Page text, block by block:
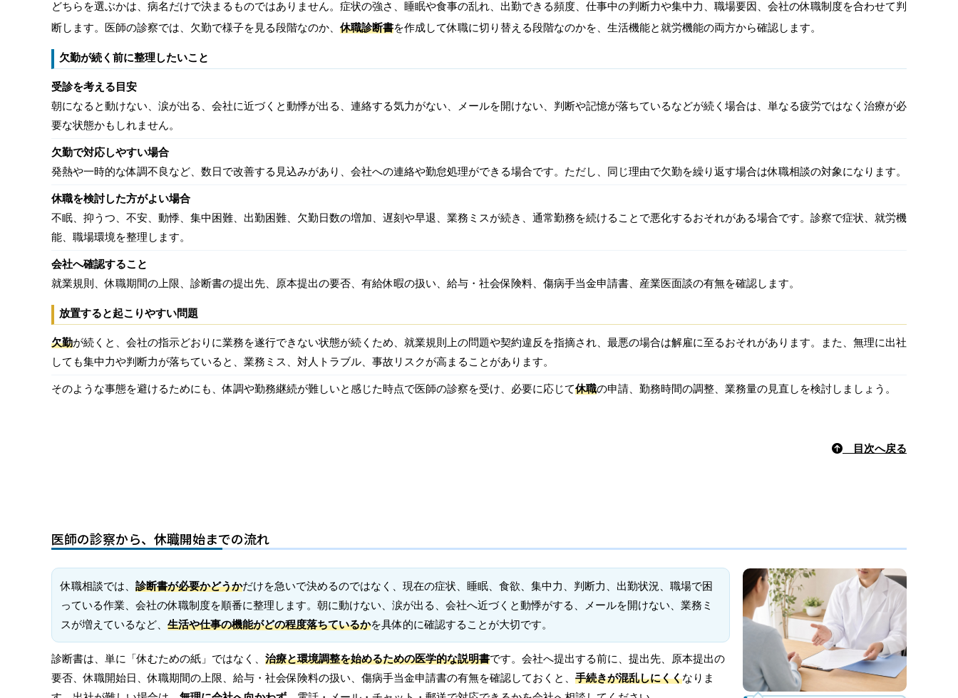
どちらを選ぶかは、病名だけで決まるものではありません。症状の強さ、睡眠や食事の乱れ、出勤できる頻度、仕事中の判断力や集中力、職場要因、会社の休職制度を合わせて判
断します。医師の診察では、欠勤で様子を見る段階なのか、 休職診断書を作成して休職に切り替える段階なのかを、生活機能と就労機能の両方から確認します。
欠勤が続く前に整理したいこと
受診を考える目安
朝になると動けない、涙が出る、会社に近づくと動悸が出る、連絡する気力がない、メールを開けない、判断や記憶が落ちているなどが続く場合は、単なる疲労ではなく治療が必
要な状態かもしれません。
欠勤で対応しやすい場合
発熱や一時的な体調不良など、数日で改善する見込みがあり、会社への連絡や勤怠処理ができる場合です。ただし、同じ理由で欠勤を繰り返す場合は休職相談の対象になります。
休職を検討した方がよい場合
不眠、抑うつ、不安、動悸、集中困難、出勤困難、欠勤日数の増加、遅刻や早退、業務ミスが続き、通常勤務を続けることで悪化するおそれがある場合です。診察で症状、就労機
能、職場環境を整理します。
会社へ確認すること
就業規則、休職期間の上限、診断書の提出先、原本提出の要否、有給休暇の扱い、給与・社会保険料、傷病手当金申請書、産業医面談の有無を確認します。
放置すると起こりやすい問題
欠勤が続くと、会社の指示どおりに業務を遂行できない状態が続くため、就業規則上の問題や契約違反を指摘され、最悪の場合は解雇に至るおそれがあります。また、無理に出社
しても集中力や判断力が落ちていると、業務ミス、対人トラブル、事故リスクが高まることがあります。
そのような事態を避けるためにも、体調や勤務継続が難しいと感じた時点で医師の診察を受け、必要に応じて休職の申請、勤務時間の調整、業務量の見直しを検討しましょう。
目次へ戻る
医師の診察から、休職開始までの流れ
休職相談では、 診断書が必要かどうかだけを急いで決めるのではなく、現在の症状、睡眠、食欲、集中力、判断力、出勤状況、職場で困
っている作業、会社の休職制度を順番に整理します。朝に動けない、涙が出る、会社へ近づくと動悸がする、メールを開けない、業務ミ
スが増えているなど、 生活や仕事の機能がどの程度落ちているかを具体的に確認することが大切です。
診断書は、単に「休むための紙」ではなく、 治療と環境調整を始めるための医学的な説明書です。会社へ提出する前に、提出先、原本提出の
要否、休職開始日、休職期間の上限、給与・社会保険料の扱い、傷病手当金申請書の有無を確認しておくと、 手続きが混乱しにくくなりま